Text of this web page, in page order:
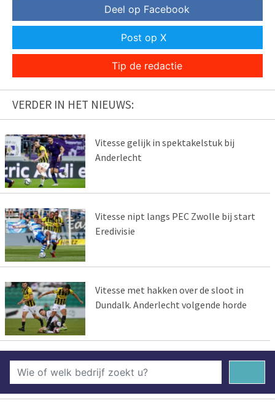
Deel op Facebook
Post op X
Tip de redactie
VERDER IN HET NIEUWS:
Vitesse gelijk in spektakelstuk bij
Anderlecht
Vitesse nipt langs PEC Zwolle bij start
Eredivisie
Vitesse met hakken over de sloot in
Dundalk. Anderlecht volgende horde